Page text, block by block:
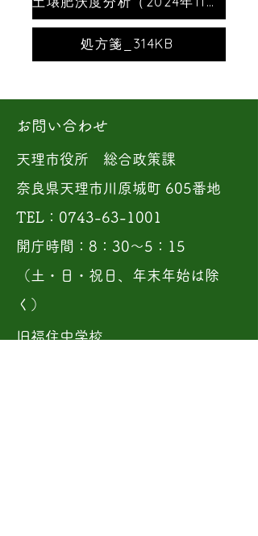
処方箋_314KB
お問い合わせ
天理市役所 総合政策課
奈良県天理市川原城町 605番地
TEL：0743-63-1001
開庁時間：8：30〜5：15
（土・日・祝日、年末年始は除
く）
旧福住中学校